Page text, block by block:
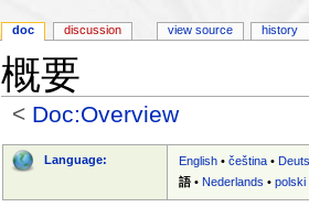
概要
< Doc:Overview
Language: English •čeština •
語 •Nederlands •polski
doc discussion view source history